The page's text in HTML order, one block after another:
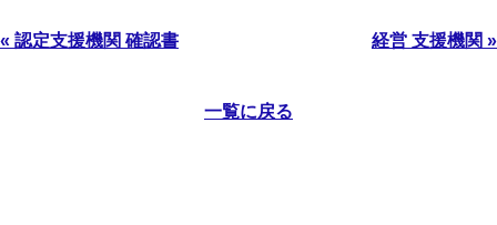
« 認定支援機関 確認書 経営 支援機関 »
一覧に戻る